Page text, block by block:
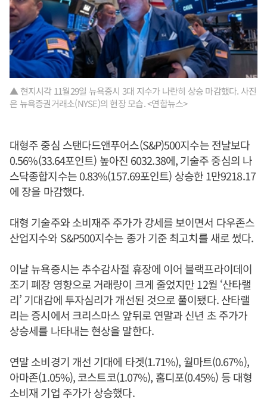
▲ 현지시각 11월29일 뉴욕증시 3대 지수가 나란히 상승 마감했다. 사진
은 뉴욕증권거래소(NYSE)의 현장 모습. <연합뉴스>
대형주 중심 스탠다드앤푸어스(S&P)500지수는 전날보다
0.56%(33.64포인트) 높아진 6032.38에, 기술주 중심의 나
스닥종합지수는 0.83%(157.69포인트) 상승한 1만9218.17
에 장을 마감했다.
대형 기술주와 소비재주 주가가 강세를 보이면서 다우존스
산업지수와 S&P500지수는 종가 기준 최고치를 새로 썼다.
이날 뉴욕증시는 추수감사절 휴장에 이어 블랙프라이데이
조기 폐장 영향으로 거래량이 크게 줄었지만 12월 ‘산타랠
리’ 기대감에 투자심리가 개선된 것으로 풀이됐다. 산타랠
리는 증시에서 크리스마스 앞뒤로 연말과 신년 초 주가가
상승세를 나타내는 현상을 말한다.
연말 소비경기 개선 기대에 타겟(1.71%), 월마트(0.67%),
아마존(1.05%), 코스트코(1.07%), 홈디포(0.45%) 등 대형
소비재 기업 주가가 상승했다.